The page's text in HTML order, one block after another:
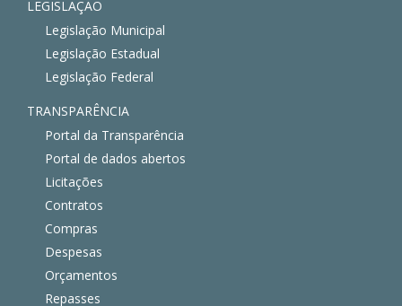
LEGISLAÇÃO
Legislação Municipal
Legislação Estadual
Legislação Federal
TRANSPARÊNCIA
Portal da Transparência
Portal de dados abertos
Licitações
Contratos
Compras
Despesas
Orçamentos
Repasses